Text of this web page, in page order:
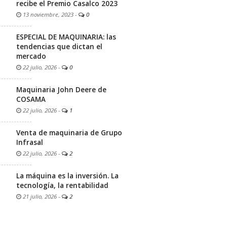
recibe el Premio Casalco 2023
13 noviembre, 2023 - 0
ESPECIAL DE MAQUINARIA: las
tendencias que dictan el
mercado
22 julio, 2026 - 0
Maquinaria John Deere de
COSAMA
22 julio, 2026 - 1
Venta de maquinaria de Grupo
Infrasal
22 julio, 2026 - 2
La máquina es la inversión. La
tecnología, la rentabilidad
21 julio, 2026 - 2